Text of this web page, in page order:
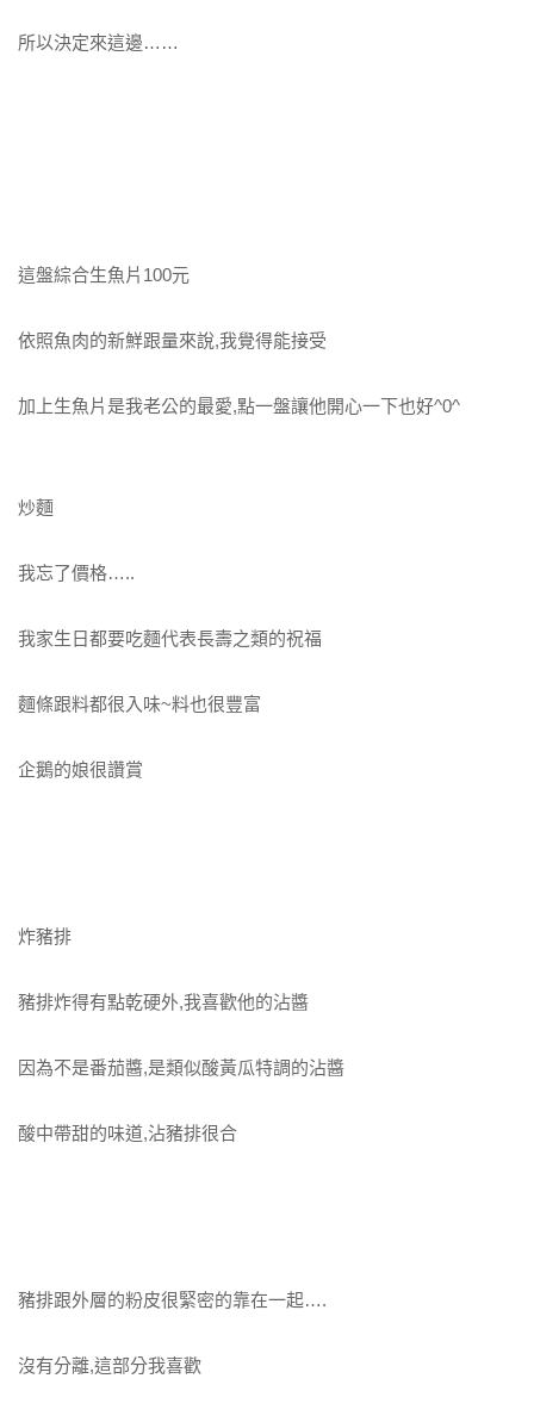
所以決定來這邊……
這盤綜合生魚片100元
依照魚肉的新鮮跟量來說,我覺得能接受
加上生魚片是我老公的最愛,點一盤讓他開心一下也好^0^
炒麵
我忘了價格…..
我家生日都要吃麵代表長壽之類的祝福
麵條跟料都很入味~料也很豐富
企鵝的娘很讚賞
炸豬排
豬排炸得有點乾硬外,我喜歡他的沾醬
因為不是番茄醬,是類似酸黃瓜特調的沾醬
酸中帶甜的味道,沾豬排很合
豬排跟外層的粉皮很緊密的靠在一起….
沒有分離,這部分我喜歡